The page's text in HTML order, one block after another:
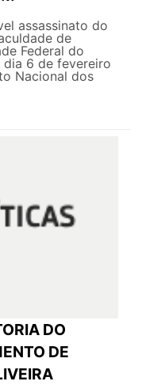
assassinato do
de
Federal do
dia 6 de fevereiro
Nacional dos
DO
DE